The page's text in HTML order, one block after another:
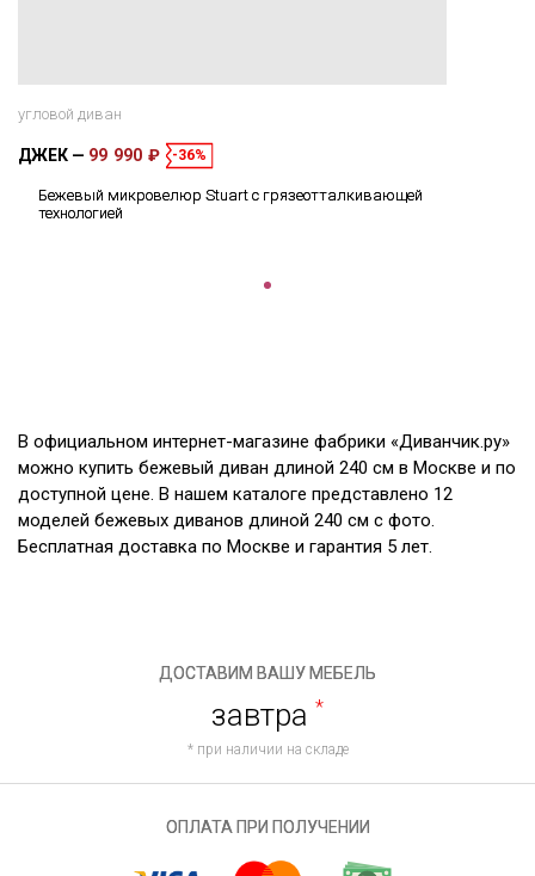
угловой диван
ДЖЕК 99 990 ₽ -36%
Бежевый микровелюр Stuart с грязеотталкивающей
технологией
В официальном интернет-магазине фабрики «Диванчик.ру»
можно купить бежевый диван длиной 240 см в Москве и по
доступной цене. В нашем каталоге представлено 12
моделей бежевых диванов длиной 240 см с фото.
Бесплатная доставка по Москве и гарантия 5 лет.
ДОСТАВИМ ВАШУ МЕБЕЛЬ
завтра *
* при наличии на складе
ОПЛАТА ПРИ ПОЛУЧЕНИИ